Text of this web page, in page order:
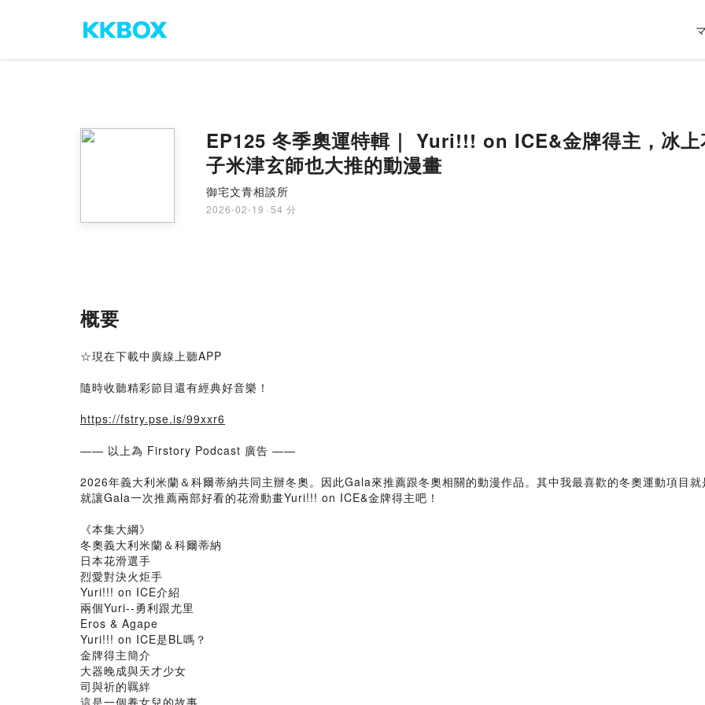
EP125 冬季奧運特輯｜ Yuri!!! on ICE&金牌得主，冰上
子米津玄師也大推的動漫畫
御宅文青相談所
2026-02-19 · 54 分
概要
☆現在下載中廣線上聽APP
隨時收聽精彩節目還有經典好音樂！
https://fstry.pse.is/99xxr6
—— 以上為 Firstory Podcast 廣告 ——
2026年義大利米蘭＆科爾蒂納共同主辦冬奧。因此Gala來推薦跟冬奧相關的動漫作品。其中我最喜歡的冬奧運動項目就
就讓Gala一次推薦兩部好看的花滑動畫Yuri!!! on ICE&金牌得主吧！
《本集大綱》
冬奧義大利米蘭＆科爾蒂納
日本花滑選手
烈愛對決火炬手
Yuri!!! on ICE介紹
兩個Yuri--勇利跟尤里
Eros & Agape
Yuri!!! on ICE是BL嗎？
金牌得主簡介
大器晚成與天才少女
司與祈的羈絆
這是一個養女兒的故事